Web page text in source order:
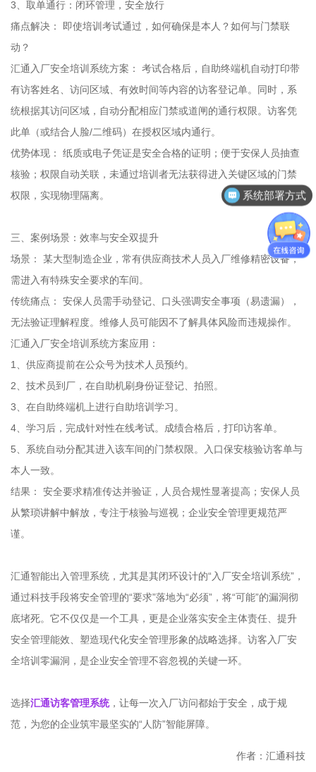
3、取单通行：闭环管理，安全放行
痛点解决： 即使培训考试通过，如何确保是本人？如何与门禁联
动？
汇通入厂安全培训系统方案： 考试合格后，自助终端机自动打印带
有访客姓名、访问区域、有效时间等内容的访客登记单。同时，系
统根据其访问区域，自动分配相应门禁或道闸的通行权限。访客凭
此单（或结合人脸/二维码）在授权区域内通行。
优势体现： 纸质或电子凭证是安全合格的证明；便于安保人员抽查
核验；权限自动关联，未通过培训者无法获得进入关键区域的门禁
权限，实现物理隔离。
三、案例场景：效率与安全双提升
场景： 某大型制造企业，常有供应商技术人员入厂维修精密设备，
需进入有特殊安全要求的车间。
传统痛点： 安保人员需手动登记、口头强调安全事项（易遗漏），
无法验证理解程度。维修人员可能因不了解具体风险而违规操作。
汇通入厂安全培训系统方案应用：
1、供应商提前在公众号为技术人员预约。
2、技术员到厂，在自助机刷身份证登记、拍照。
3、在自助终端机上进行自助培训学习。
4、学习后，完成针对性在线考试。成绩合格后，打印访客单。
5、系统自动分配其进入该车间的门禁权限。入口保安核验访客单与
本人一致。
结果： 安全要求精准传达并验证，人员合规性显著提高；安保人员
从繁琐讲解中解放，专注于核验与巡视；企业安全管理更规范严
谨。
汇通智能出入管理系统，尤其是其闭环设计的“入厂安全培训系统”，
通过科技手段将安全管理的“要求”落地为“必须”，将“可能”的漏洞彻
底堵死。它不仅仅是一个工具，更是企业落实安全主体责任、提升
安全管理能效、塑造现代化安全管理形象的战略选择。访客入厂安
全培训零漏洞，是企业安全管理不容忽视的关键一环。
选择汇通访客管理系统，让每一次入厂访问都始于安全，成于规
范，为您的企业筑牢最坚实的“人防”智能屏障。
作者：汇通科技
系统部署方式